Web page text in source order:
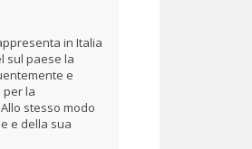
in Italia
sul paese la
e
per la
stesso modo
e della sua